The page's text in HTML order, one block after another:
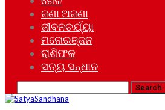
ଜଣା ଅଜଣା
ଜୀବନଚର୍ଯ୍ୟା
ମନୋରଞ୍ଜନ
ରାଶିଫଳ
ସତ୍ୟ ସନ୍ଧାନ